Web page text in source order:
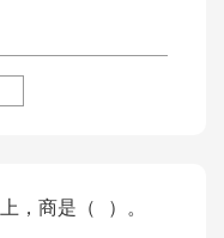
，商是（ ）。